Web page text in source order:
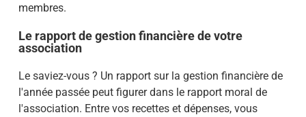
membres.
Le rapport de gestion financière de votre
association
Le saviez-vous ? Un rapport sur la gestion financière de
l'année passée peut figurer dans le rapport moral de
l'association. Entre vos recettes et dépenses, vous